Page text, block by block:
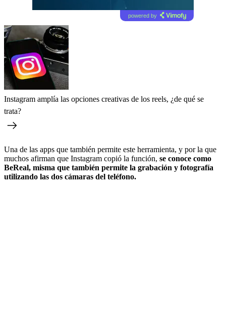
powered by
Instagram amplía las opciones creativas de los reels, ¿de qué se
trata?
Una de las apps que también permite este herramienta, y por la que
muchos afirman que Instagram copió la función, se conoce como
BeReal, misma que también permite la grabación y fotografía
utilizando las dos cámaras del teléfono.